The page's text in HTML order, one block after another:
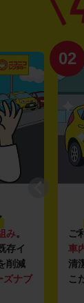
み。
存イ
削減
ズナブ
02
ご
車
清
こ